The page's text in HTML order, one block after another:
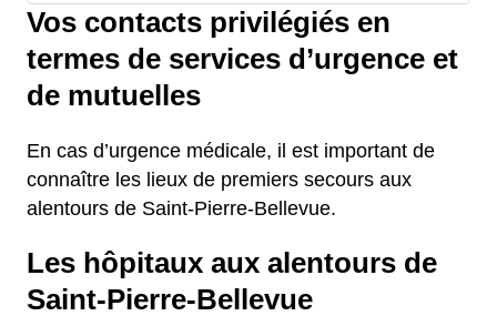
Vos contacts privilégiés en
termes de services d’urgence et
de mutuelles
En cas d’urgence médicale, il est important de
connaître les lieux de premiers secours aux
alentours de Saint-Pierre-Bellevue.
Les hôpitaux aux alentours de
Saint-Pierre-Bellevue